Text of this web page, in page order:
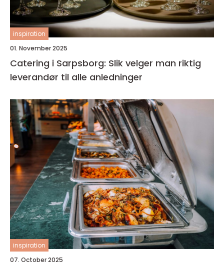
inspiration
01. November 2025
Catering i Sarpsborg: Slik velger man riktig
leverandør til alle anledninger
inspiration
07. October 2025